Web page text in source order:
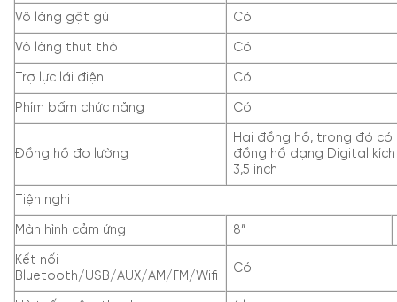
Vô lăng gật gù Có
Vô lăng thụt thò Có
Trợ lực lái điện Có
Phím bấm chức năng Có
Đồng hồ đo lường
Hai đồng hồ, trong đó
đồng hồ dạng Digital
3,5 inch
Tiện nghi
Màn hình cảm ứng 8”
Kết nối
Bluetooth/USB/AUX/AM/FM/Wifi
Có